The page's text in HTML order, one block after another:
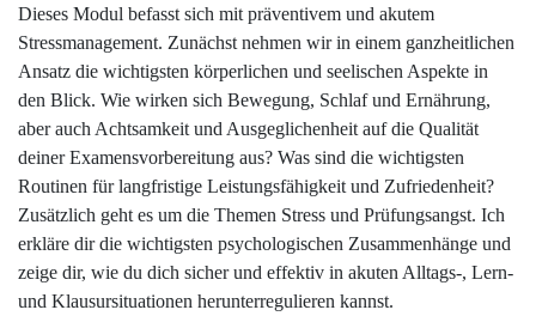
Dieses Modul befasst sich mit präventivem und akutem
Stressmanagement. Zunächst nehmen wir in einem ganzheitlichen
Ansatz die wichtigsten körperlichen und seelischen Aspekte in
den Blick. Wie wirken sich Bewegung, Schlaf und Ernährung,
aber auch Achtsamkeit und Ausgeglichenheit auf die Qualität
deiner Examensvorbereitung aus? Was sind die wichtigsten
Routinen für langfristige Leistungsfähigkeit und Zufriedenheit?
Zusätzlich geht es um die Themen Stress und Prüfungsangst. Ich
erkläre dir die wichtigsten psychologischen Zusammenhänge und
zeige dir, wie du dich sicher und effektiv in akuten Alltags-, Lern-
und Klausursituationen herunterregulieren kannst.